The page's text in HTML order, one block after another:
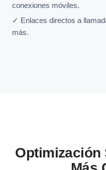
conexiones móviles.
✓ Enlaces directos a
más.
Optimización